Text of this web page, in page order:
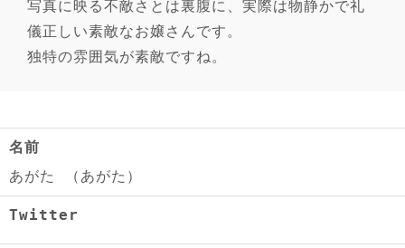
写真に映る不敵さとは裏腹に、実際は物静かで礼
儀正しい素敵なお嬢さんです。
独特の雰囲気が素敵ですね。
名前
あがた （あがた）
Twitter